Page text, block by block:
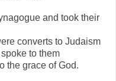
and took their
converts to Judaism
to them
the grace of God.